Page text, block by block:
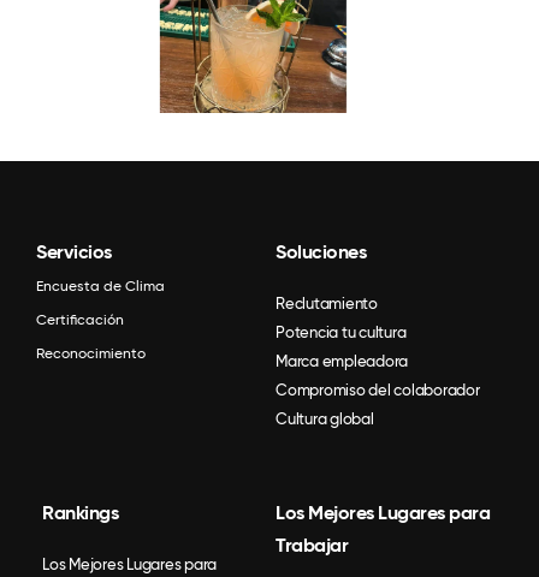
Servicios
Encuesta de Clima
Certificación
Reconocimiento
Soluciones
Reclutamiento
Potencia tu cultura
Marca empleadora
Compromiso del colaborador
Cultura global
Rankings
Los Mejores Lugares para
Los Mejores Lugares para
Trabajar